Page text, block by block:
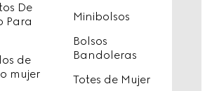
De
Para
de
mujer
Minibolsos
Bolsos
Bandoleras
Totes de Mujer